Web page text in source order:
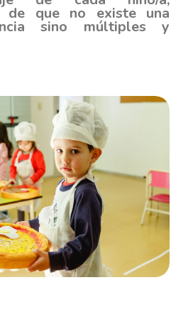
de que no existe una
sino múltiples y